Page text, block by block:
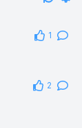
1
2